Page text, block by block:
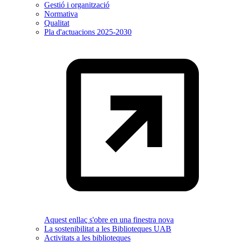
Gestió i organització
Normativa
Qualitat
Pla d'actuacions 2025-2030
Aquest enllaç s'obre en una finestra nova
La sostenibilitat a les Biblioteques UAB
Activitats a les biblioteques